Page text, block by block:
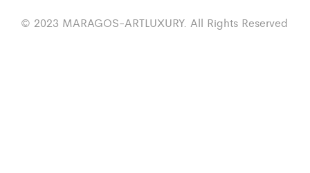
© 2023 MARAGOS-ARTLUXURY. All Rights Reserved